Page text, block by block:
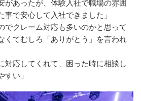
があったが、体験入社で職場の雰囲
事で安心して入社できました」
でクレーム対応も多いのかと思って
くてむしろ「ありがとう」を言われ
対応してくれて、困った時に相談し
い」